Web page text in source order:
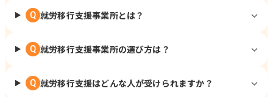
Q 就労移行支援事業所とは？
Q 就労移行支援事業所の選び方は？
Q 就労移行支援はどんな人が受けられますか？